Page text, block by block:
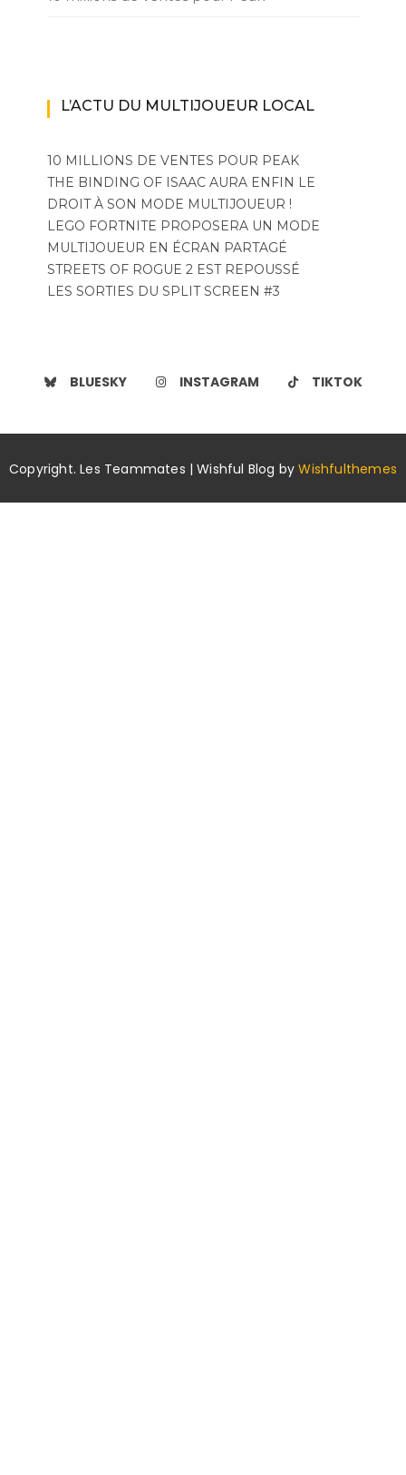
L’ACTU DU MULTIJOUEUR LOCAL
10 MILLIONS DE VENTES POUR PEAK
THE BINDING OF ISAAC AURA ENFIN LE
DROIT À SON MODE MULTIJOUEUR !
LEGO FORTNITE PROPOSERA UN MODE
MULTIJOUEUR EN ÉCRAN PARTAGÉ
STREETS OF ROGUE 2 EST REPOUSSÉ
LES SORTIES DU SPLIT SCREEN #3
BLUESKY INSTAGRAM TIKTOK
Copyright. Les Teammates | Wishful Blog byWishfulthemes